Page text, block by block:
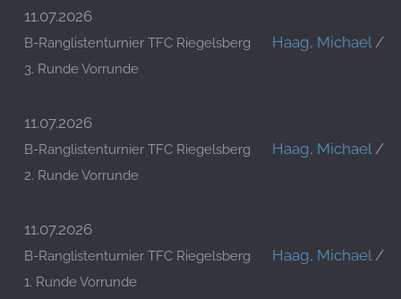
11.07.2026
B-Ranglistenturnier TFC Riegelsberg
3. Runde Vorrunde
Haag, Michael/
11.07.2026
B-Ranglistenturnier TFC Riegelsberg
2. Runde Vorrunde
Haag, Michael/
11.07.2026
B-Ranglistenturnier TFC Riegelsberg
1. Runde Vorrunde
Haag, Michael/